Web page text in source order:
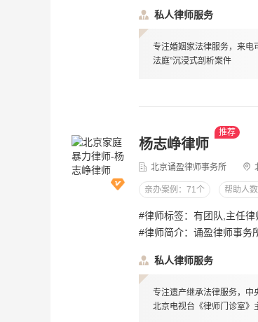
私人律师服务
专注婚姻家法律服务，来电
法庭”沉浸式剖析案件
杨志峥律师
推荐
北京诵盈律师事务所
亲办案例：71个 帮助人
#律师标签：有团队,主任
#律师简介：诵盈律师事务所创始人、主任杨志峥深耕遗产继承17年，不仅是家事法律领域的资深专家，更作为律师嘉宾多次受邀参与《第三调解室》《现场说法》等知名电视节目，以专业的法律知识和丰富的实务经验，为公众普及法律常识，传递法治精神。擅长领域：遗产继承、家庭财产分割、遗嘱纠纷、遗产诉讼、家族财富传承教育背景北京大学法学院学士中国人民大学商学院硕士北京工商大学法学院研究生、实践导师社会职务北京广播电台《第三调解室》特邀合作律师；北京电视台《现场说法》最受欢迎公益律师；北京市律师协会《民法典通解通读》特聘讲师；中央电视台《律师来了》公益律师中央电视台《律师请就位》专家律师执业经历杨志峥律师深耕遗产继承17年，不仅是家事法律领域的资深专家，更作为律师嘉宾多次受邀参与《第三调解室》《现场说法》等知名电视节目，以专业的法律知识和丰富的实务经验，为公众普及法律常识，传递法治精神。杨志峥律师是国内家族财富传承领域的先
私人律师服务
专注遗产继承法律服务，中
北京电视台《律师门诊室》
重复户口消户问题?
离婚房产过户怎么处理?
吴亚非律师 5.0分